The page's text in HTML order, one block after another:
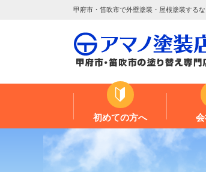
甲府市・笛吹市で外壁塗装・屋根塗装する
初めての方へ